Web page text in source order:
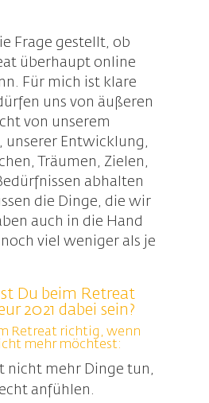
Frage gestellt, ob
überhaupt online
Für mich ist klare
uns von äußeren
von unserem
unserer Entwicklung,
Träumen, Zielen,
abhalten
die Dinge, die wir
auch in die Hand
viel weniger als je
Du beim Retreat
2021 dabei sein?
Retreat richtig, wenn
mehr möchtest:
nicht mehr Dinge tun,
anfühlen.